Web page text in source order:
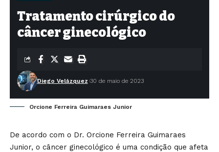
Tratamento cirúrgico do
câncer ginecológico
Diego Velázquez 30 de maio de 2023
Orcione Ferreira Guimaraes Junior
De acordo com o Dr. Orcione Ferreira Guimaraes
Junior, o câncer ginecológico é uma condição que afeta